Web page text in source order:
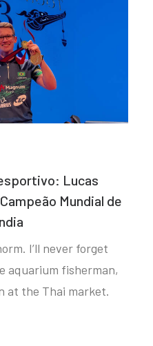
Lucas
Mundial de
I’ll never forget
aquarium fisherman,
at the Thai market.